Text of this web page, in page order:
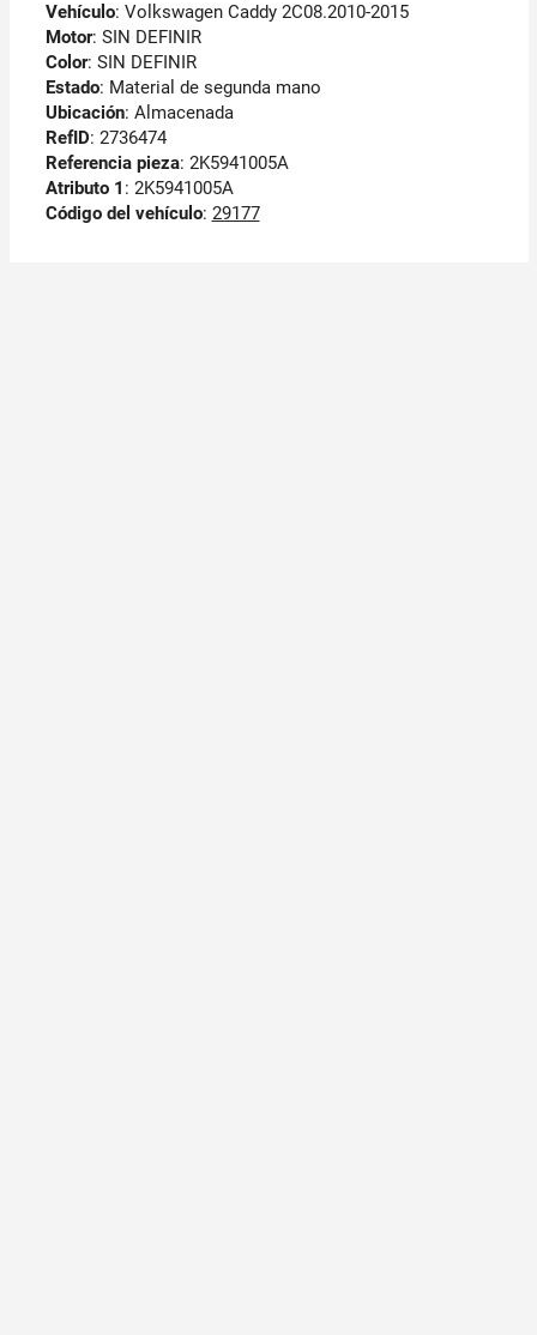
Vehículo: Volkswagen Caddy 2C08.2010-2015
Motor: SIN DEFINIR
Color: SIN DEFINIR
Estado: Material de segunda mano
Ubicación: Almacenada
RefID: 2736474
Referencia pieza: 2K5941005A
Atributo 1 : 2K5941005A
Código del vehículo: 29177